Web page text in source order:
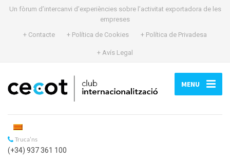
Un fòrum d’intercanvi d’experiències sobre l’activitat exportadora de les
empreses
+ Contacte
+ Política de Cookies + Política de Privadesa
+ Avís Legal
MENU
Truca'ns
(+34) 937 361 100